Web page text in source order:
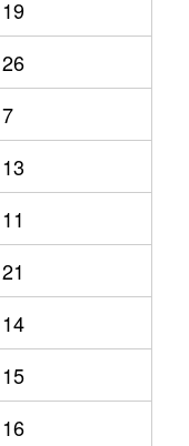
19
26
7
13
11
21
14
15
16